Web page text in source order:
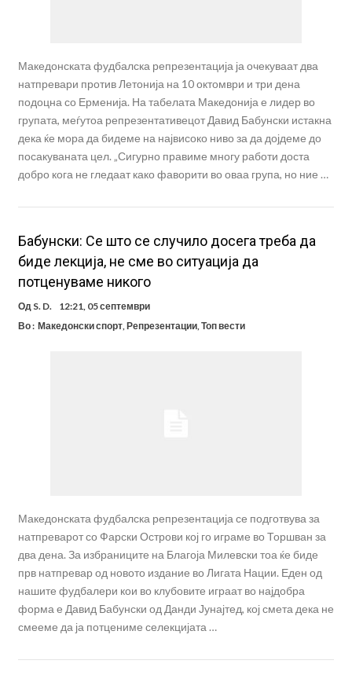
Македонската фудбалска репрезентација ја очекуваат два
натпревари против Летонија на 10 октомври и три дена
подоцна со Ерменија. На табелата Македонија е лидер во
групата, меѓутоа репрезентативецот Давид Бабунски истакна
дека ќе мора да бидеме на највисоко ниво за да дојдеме до
посакуваната цел. „Сигурно правиме многу работи доста
добро кога не гледаат како фаворити во оваа група, но ние …
Бабунски: Се што се случило досега треба да
биде лекција, не сме во ситуација да
потценуваме никого
Од S. D.
12:21, 05 септември
Во : Македонски спорт,Репрезентации,Топ вести
Македонската фудбалска репрезентација се подготвува за
натпреварот со Фарски Острови кој го играме во Торшван за
два дена. За избраниците на Благоја Милевски тоа ќе биде
прв натпревар од новото издание во Лигата Нации. Еден од
нашите фудбалери кои во клубовите играат во најдобра
форма е Давид Бабунски од Данди Јунајтед, кој смета дека не
смееме да ја потцениме селекцијата …